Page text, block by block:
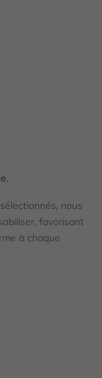
nous
favorisant
à chaque